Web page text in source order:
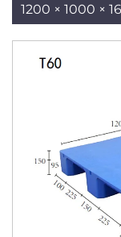
1200 × 1000 ×